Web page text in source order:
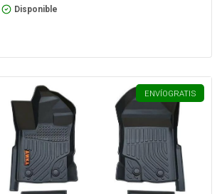
Disponible
ENVÍOGRATIS